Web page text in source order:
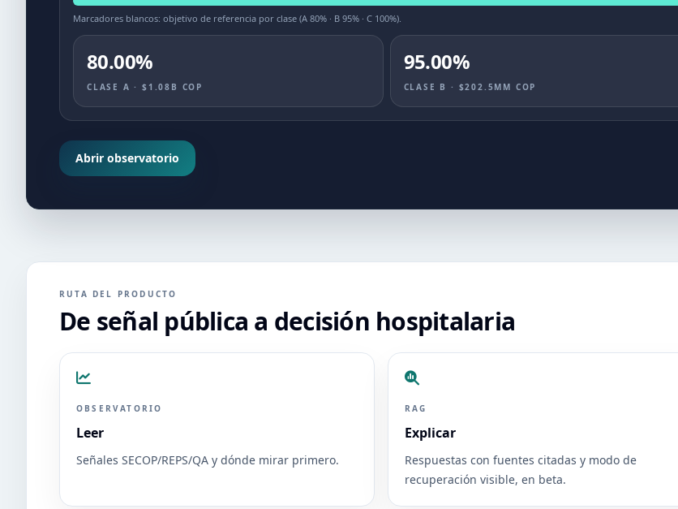
Marcadores blancos: objetivo de referencia por clase (A 80% · B 95% · C 100%).
80.00%
CLASE A · $1.08B COP
95.00%
CLASE B · $202.5MM COP
Abrir observatorio
RUTA DEL PRODUCTO
De señal pública a decisión hospitalaria
OBSERVATORIO
Leer
Señales SECOP/REPS/QA y dónde mirar primero.
RAG
Explicar
Respuestas con fuentes citadas y modo de
recuperación visible, en beta.